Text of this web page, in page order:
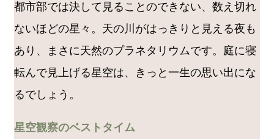
都市部では決して見ることのできない、数え切れ
ないほどの星々。天の川がはっきりと見える夜も
あり、まさに天然のプラネタリウムです。庭に寝
転んで見上げる星空は、きっと一生の思い出にな
るでしょう。
星空観察のベストタイム